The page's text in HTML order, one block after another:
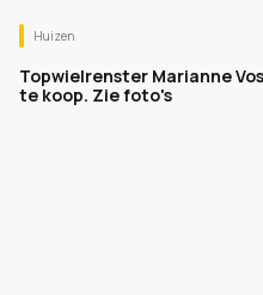
Huizen
Topwielrenster Marianne
te koop. Zie foto's